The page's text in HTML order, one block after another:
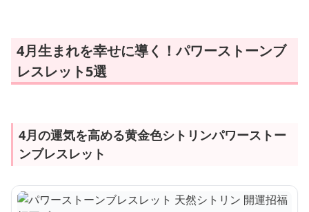
4月生まれを幸せに導く！パワーストーンブ
レスレット5選
4月の運気を高める黄金色シトリンパワーストー
ンブレスレット